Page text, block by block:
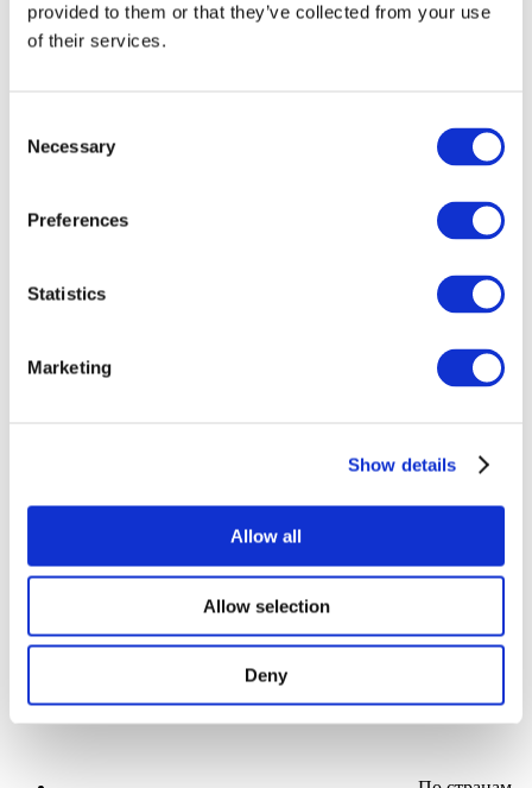
provided to them or that they’ve collected from your use
of their services.
Selection
Necessary
Preferences
Statistics
Marketing
Show details
Allow all
Allow selection
Deny
Творческий вечер
Наше спецпредложение
Применить